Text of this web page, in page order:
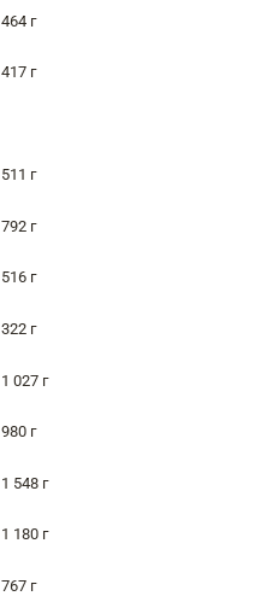
464 г
417 г
511 г
792 г
516 г
322 г
1 027 г
980 г
1 548 г
1 180 г
767 г